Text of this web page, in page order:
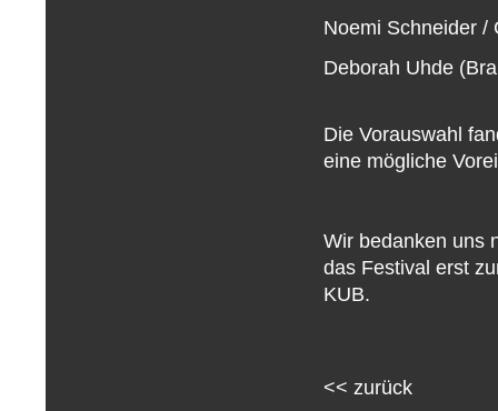
Noemi Schneider /
Deborah Uhde
Die Vorauswahl
eine mögliche
Wir bedanken uns
das Festival erst
KUB.
<< zurück